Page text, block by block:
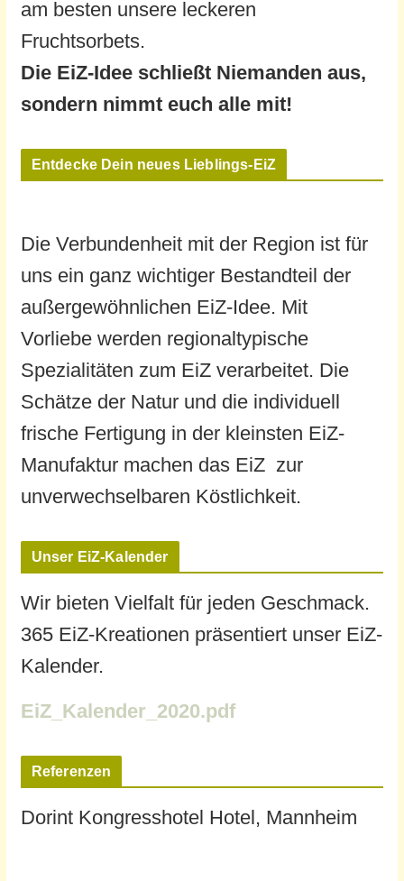
am besten unsere leckeren
Fruchtsorbets.
Die EiZ-Idee schließt Niemanden aus,
sondern nimmt euch alle mit!
Entdecke Dein neues Lieblings-EiZ
Die Verbundenheit mit der Region ist für
uns ein ganz wichtiger Bestandteil der
außergewöhnlichen EiZ-Idee. Mit
Vorliebe werden regionaltypische
Spezialitäten zum EiZ verarbeitet. Die
Schätze der Natur und die individuell
frische Fertigung in der kleinsten EiZ-
Manufaktur machen das EiZ zur
unverwechselbaren Köstlichkeit.
Unser EiZ-Kalender
Wir bieten Vielfalt für jeden Geschmack.
365 EiZ-Kreationen präsentiert unser EiZ-
Kalender.
EiZ_Kalender_2020.pdf
Referenzen
Dorint Kongresshotel Hotel, Mannheim